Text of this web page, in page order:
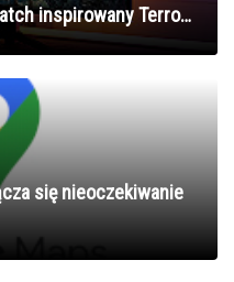
inspirowany Terror
się nieoczekiwanie